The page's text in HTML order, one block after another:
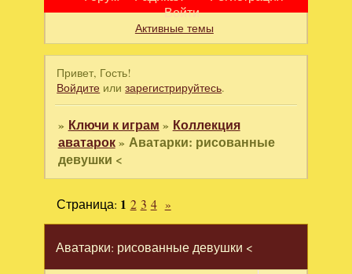
Войти
Активные темы
Привет, Гость!
Войдите илизарегистрируйтесь.
» Ключи к играм » Коллекция
аватарок» Аватарки: рисованные
девушки <
Аватарки: рисованные девушки <
Страница: 1 2 3 4 »